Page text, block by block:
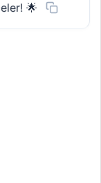
🌟